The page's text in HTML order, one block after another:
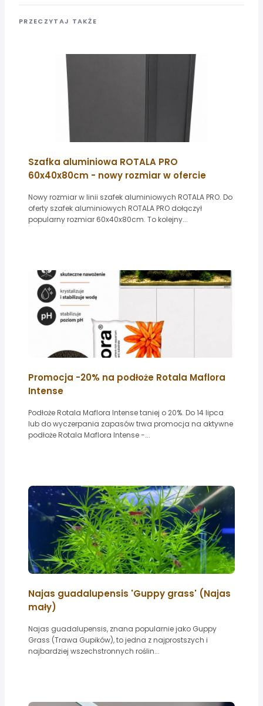
PRZECZYTAJ TAKŻE
Szafka aluminiowa ROTALA PRO
60x40x80cm - nowy rozmiar w ofercie
Nowy rozmiar w linii szafek aluminiowych ROTALA PRO. Do
oferty szafek aluminiowych ROTALA PRO dołączył
popularny rozmiar 60x40x80cm. To kolejny...
Promocja -20% na podłoże Rotala Maflora
Intense
Podłoże Rotala Maflora Intense taniej o 20%. Do 14 lipca
lub do wyczerpania zapasów trwa promocja na aktywne
podłoże Rotala Maflora Intense -...
Najas guadalupensis 'Guppy grass' (Najas
mały)
Najas guadalupensis, znana popularnie jako Guppy
Grass (Trawa Gupików), to jedna z najprostszych i
najbardziej wszechstronnych roślin...